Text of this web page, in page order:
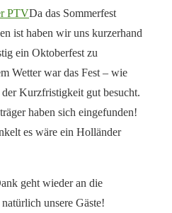
Da das Sommerfest
ist haben wir uns kurzerhand
ein Oktoberfest zu
Wetter war das Fest – wie
Kurzfristigkeit gut besucht.
haben sich eingefunden!
es wäre ein Holländer
geht wieder an die
unsere Gäste!